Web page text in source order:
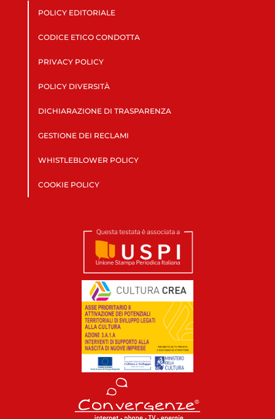
POLICY EDITORIALE
CODICE ETICO CONDOTTA
PRIVACY POLICY
POLICY DIVERSITÀ
DICHIARAZIONE DI TRASPARENZA
GESTIONE DEI RECLAMI
WHISTLEBLOWER POLICY
COOKIE POLICY